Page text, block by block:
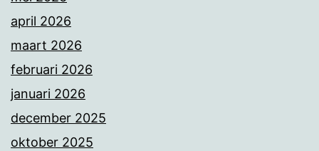
april 2026
maart 2026
februari 2026
januari 2026
december 2025
oktober 2025